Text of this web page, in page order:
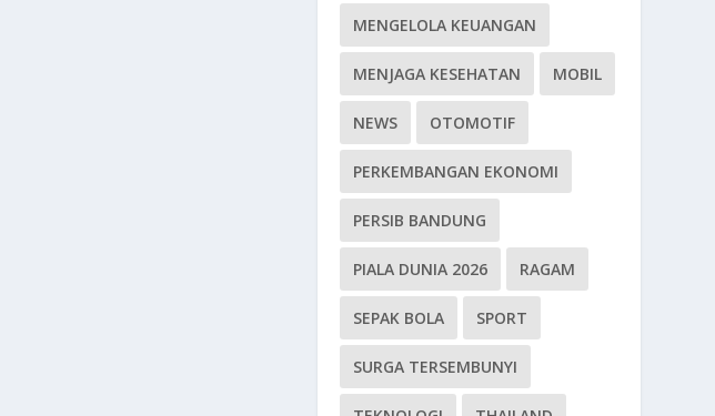
MENGELOLA KEUANGAN
MENJAGA KESEHATAN MOBIL
NEWS OTOMOTIF
PERKEMBANGAN EKONOMI
PERSIB BANDUNG
PIALA DUNIA 2026 RAGAM
SEPAK BOLA SPORT
SURGA TERSEMBUNYI